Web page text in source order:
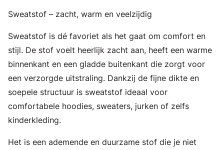
Sweatstof – zacht, warm en veelzijdig
Sweatstof is dé favoriet als het gaat om comfort en
stijl. De stof voelt heerlijk zacht aan, heeft een warme
binnenkant en een gladde buitenkant die zorgt voor
een verzorgde uitstraling. Dankzij de fijne dikte en
soepele structuur is sweatstof ideaal voor
comfortabele hoodies, sweaters, jurken of zelfs
kinderkleding.
Het is een ademende en duurzame stof die je niet